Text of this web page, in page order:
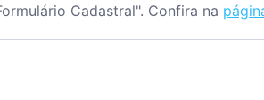
Cadastral". Confira na